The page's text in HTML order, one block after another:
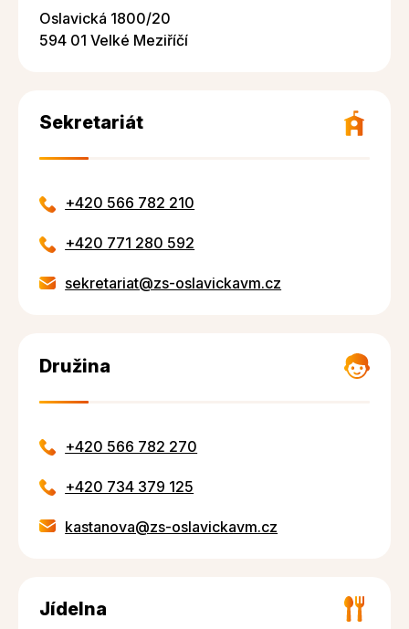
Oslavická 1800/20
594 01 Velké Meziříčí
Sekretariát
+420 566 782 210
+420 771 280 592
sekretariat@zs-oslavickavm.cz
Družina
+420 566 782 270
+420 734 379 125
kastanova@zs-oslavickavm.cz
Jídelna